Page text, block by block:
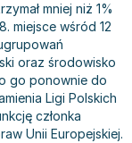
5 lat
mniej niż 1%
miejsce wśród 12
oraz środowisko
go ponownie do
Ligi Polskich
członka
Unii Europejskiej.